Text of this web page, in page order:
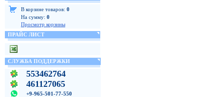
В корзине товаров: 0
На сумму: 0
Просмотр корзины
ПРАЙС ЛИСТ
СЛУЖБА ПОДДЕРЖКИ
553462764
461127065
+9-965-501-77-550